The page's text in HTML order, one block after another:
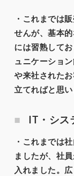
・これまでは
せんが、基本
には習熟して
ュニケーショ
や来社された
立てればと思い
IT・シス
・これまでは
ましたが、社
入れました。